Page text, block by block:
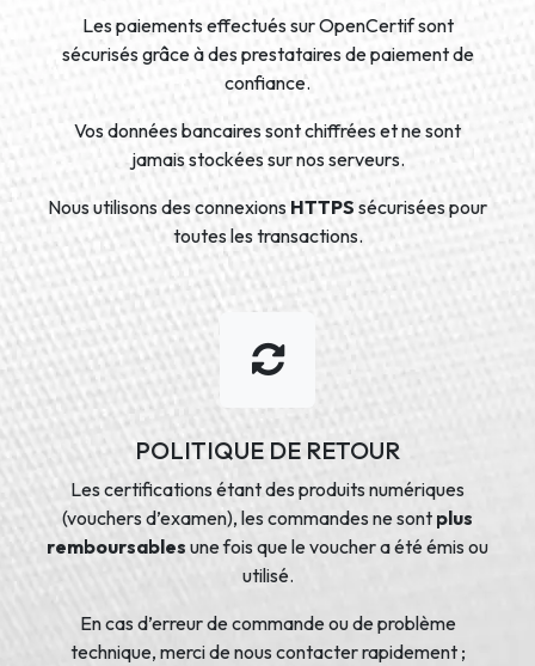
Les paiements effectués sur OpenCertif sont
sécurisés grâce à des prestataires de paiement de
confiance.
Vos données bancaires sont chiffrées et ne sont
jamais stockées sur nos serveurs.
Nous utilisons des connexions HTTPS sécurisées pour
toutes les transactions.
POLITIQUE DE RETOUR
Les certifications étant des produits numériques
(vouchers d’examen), les commandes ne sont plus
remboursables une fois que le voucher a été émis ou
utilisé.
En cas d’erreur de commande ou de problème
technique, merci de nous contacter rapidement ;